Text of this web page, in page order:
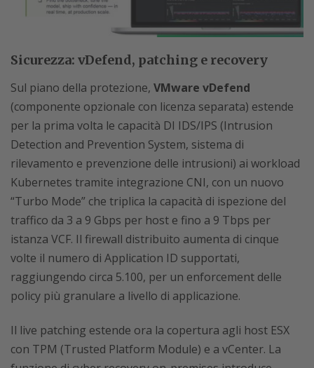
Sicurezza: vDefend, patching e recovery
Sul piano della protezione, VMware vDefend
(componente opzionale con licenza separata) estende
per la prima volta le capacità DI IDS/IPS (Intrusion
Detection and Prevention System, sistema di
rilevamento e prevenzione delle intrusioni) ai workload
Kubernetes tramite integrazione CNI, con un nuovo
“Turbo Mode” che triplica la capacità di ispezione del
traffico da 3 a 9 Gbps per host e fino a 9 Tbps per
istanza VCF. Il firewall distribuito aumenta di cinque
volte il numero di Application ID supportati,
raggiungendo circa 5.100, per un enforcement delle
policy più granulare a livello di applicazione.
Il live patching estende ora la copertura agli host ESX
con TPM (Trusted Platform Module) e a vCenter. La